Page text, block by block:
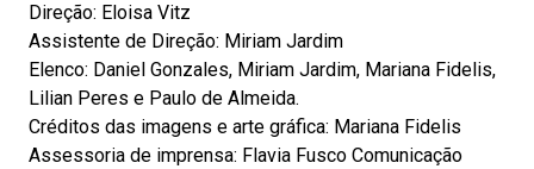
Direção: Eloisa Vitz
Assistente de Direção: Miriam Jardim
Elenco: Daniel Gonzales, Miriam Jardim, Mariana Fidelis,
Lilian Peres e Paulo de Almeida.
Créditos das imagens e arte gráfica: Mariana Fidelis
Assessoria de imprensa: Flavia Fusco Comunicação